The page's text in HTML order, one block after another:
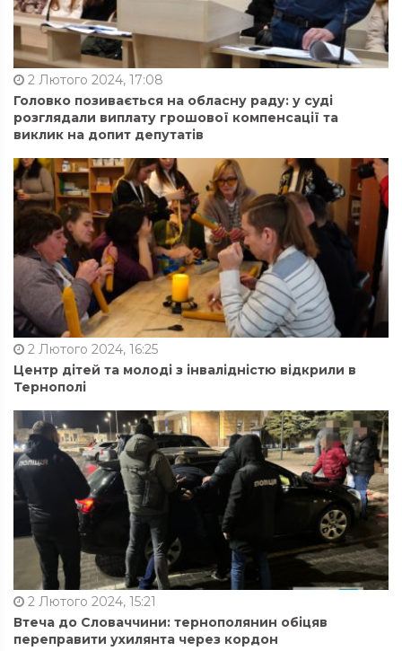
2 Лютого 2024, 17:08
Головко позивається на обласну раду: у суді
розглядали виплату грошової компенсації та
виклик на допит депутатів
2 Лютого 2024, 16:25
Центр дітей та молоді з інвалідністю відкрили в
Тернополі
2 Лютого 2024, 15:21
Втеча до Словаччини: тернополянин обіцяв
переправити ухилянта через кордон